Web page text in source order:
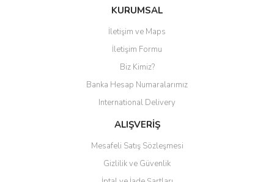
Bu ürüne ilk yorumu siz yapın!
Yorum Yaz
KURUMSAL
İletişim ve Maps
İletişim Formu
Biz Kimiz?
Banka Hesap Numaralarımız
International Delivery
ALIŞVERİŞ
Mesafeli Satış Sözleşmesi
Gizlilik ve Güvenlik